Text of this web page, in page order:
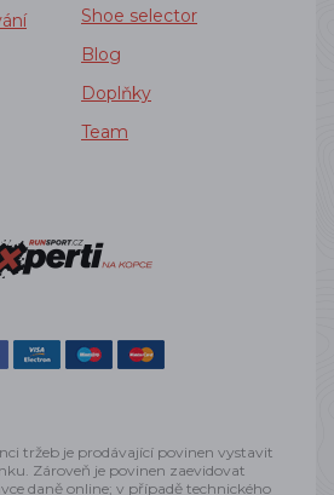
Shoe selector
Blog
Doplňky
Team
tržeb je prodávající povinen vystavit
Zároveň je povinen zaevidovat
daně online; v případě technického